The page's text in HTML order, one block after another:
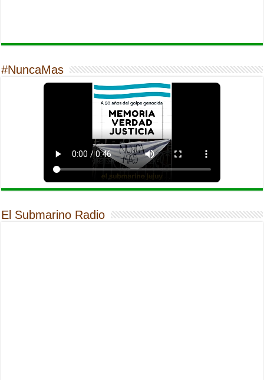
#NuncaMas
El Submarino Radio